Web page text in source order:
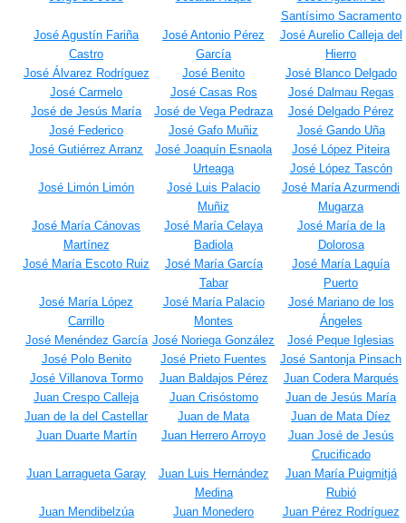
Santísimo Sacramento
José Agustín Fariña
Castro
José Antonio Pérez
García
José Aurelio Calleja del
Hierro
José Álvarez Rodríguez
José Benito
José Blanco Delgado
José Carmelo
José Casas Ros
José Dalmau Regas
José de Jesús María
José de Vega Pedraza
José Delgado Pérez
José Federico
José Gafo Muñiz
José Gando Uña
José Gutiérrez Arranz
José Joaquín Esnaola
Urteaga
José López Piteira
José López Tascón
José Limón Limón
José Luis Palacio
Muñiz
José María Azurmendi
Mugarza
José María Cánovas
Martínez
José María Celaya
Badiola
José María de la
Dolorosa
José María Escoto Ruiz
José María García
Tabar
José María Laguía
Puerto
José María López
Carrillo
José María Palacio
Montes
José Mariano de los
Ángeles
José Menéndez García José Noriega González
José Peque Iglesias
José Polo Benito
José Prieto Fuentes
José Santonja Pinsach
José Villanova Tormo
Juan Baldajos Pérez
Juan Codera Marqués
Juan Crespo Calleja
Juan Crisóstomo
Juan de Jesús María
Juan de la del Castellar
Juan de Mata
Juan de Mata Díez
Juan Duarte Martín
Juan Herrero Arroyo
Juan José de Jesús
Crucificado
Juan Larragueta Garay
Juan Luis Hernández
Medina
Juan María Puigmitjá
Rubió
Juan Mendibelzúa
Juan Monedero
Juan Pérez Rodríguez